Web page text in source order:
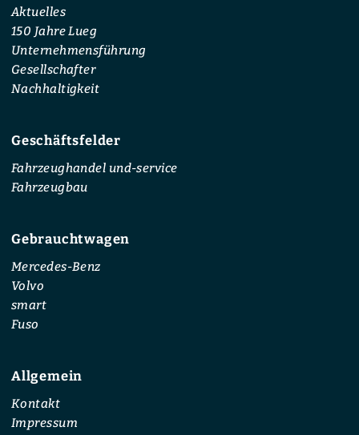
Aktuelles
150 Jahre Lueg
Unternehmensführung
Gesellschafter
Nachhaltigkeit
Geschäftsfelder
Fahrzeughandel und-service
Fahrzeugbau
Gebrauchtwagen
Mercedes-Benz
Volvo
smart
Fuso
Allgemein
Kontakt
Impressum